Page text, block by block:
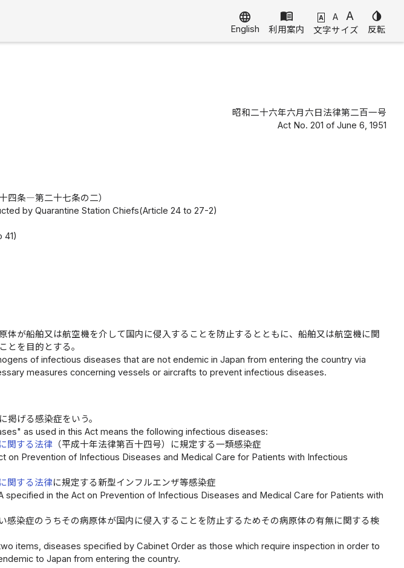
language
English
menu_book
利用案内
A A A
文字サイズ
invert_colors
反転
昭和二十六年六月六日法律第二百一号
Act No. 201 of June 6, 1951
四条―第二十七条の二）
by Quarantine Station Chiefs(Article 24 to 27-2)
41)
体が船舶又は航空機を介して国内に侵入することを防止するとともに、船舶又は航空機に関
とを目的とする。
of infectious diseases that are not endemic in Japan from entering the country via
measures concerning vessels or aircrafts to prevent infectious diseases.
掲げる感染症をいう。
as used in this Act means the following infectious diseases:
関する法律 （平成十年法律第百十四号）に規定する一類感染症
on Prevention of Infectious Diseases and Medical Care for Patients with Infectious
関する法律に規定する新型インフルエンザ等感染症
specified in the Act on Prevention of Infectious Diseases and Medical Care for Patients with
感染症のうちその病原体が国内に侵入することを防止するためその病原体の有無に関する検
items, diseases specified by Cabinet Order as those which require inspection in order to
to Japan from entering the country.